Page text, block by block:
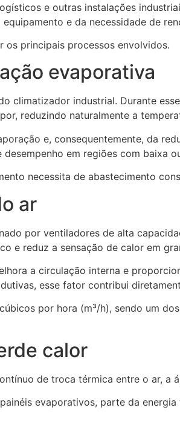
e outras instalações
e da necessidade de
os principais processos envolvidos.
evaporativa
climatizador industrial. Durante
reduzindo naturalmente a
e, consequentemente, da
em regiões com baixa
necessita de abastecimento
ar
por ventiladores de alta
e reduz a sensação de calor em
a circulação interna e
esse fator contribui
por hora (m³/h), sendo um
calor
de troca térmica entre o ar, a
evaporativos, parte da